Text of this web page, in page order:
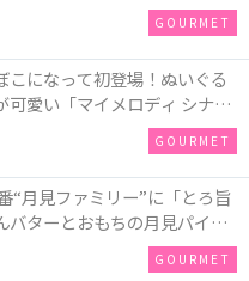
GOURMET
こになって初登場！ぬいぐる
可愛い「マイメロディ シナモ
売
GOURMET
“月見ファミリー”に「とろ旨
バターとおもちの月見パイ」
山梨県産シャインマスカット
GOURMET